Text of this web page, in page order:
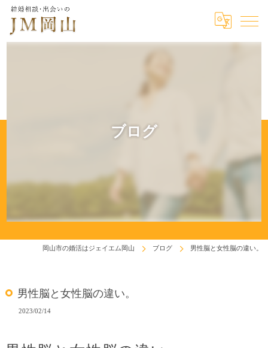
ブログ
岡山市の婚活はジェイエム岡山 ブログ 男性脳と女性脳の違い。
男性脳と女性脳の違い。
2023/02/14